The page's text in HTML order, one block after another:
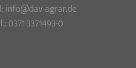
info@dav-agrar.de
0371 3371493-0